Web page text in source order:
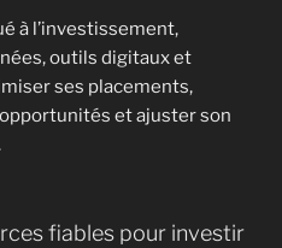
à l’investissement,
outils digitaux et
ses placements,
et ajuster son
fiables pour investir